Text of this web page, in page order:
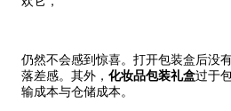
仍然不会感到惊喜。打开包装盒后没
落差感。其外， 化妆品包装礼盒过于
输成本与仓储成本。